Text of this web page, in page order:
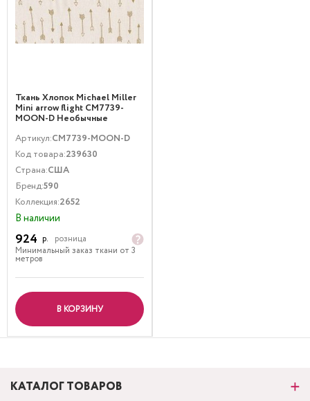
Ткань Хлопок Michael Miller
Mini arrow flight CM7739-
MOON-D Необычные
Артикул:CM7739-MOON-D
Код товара:239630
Страна:США
Бренд:590
Коллекция:2652
В наличии
924 р.
розница
Минимальный заказ ткани от 3
метров
В КОРЗИНУ
КАТАЛОГ ТОВАРОВ